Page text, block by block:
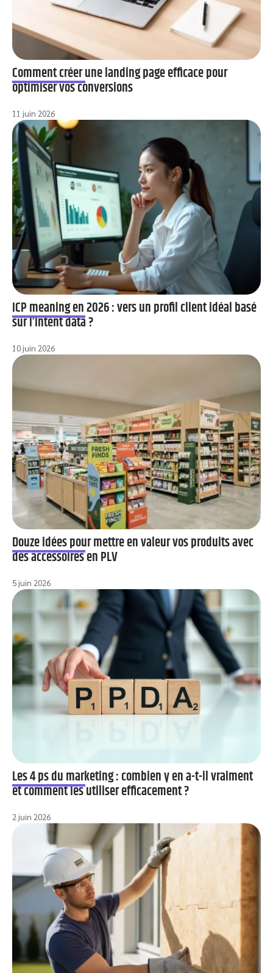
Comment créer une landing page efficace pour
optimiser vos conversions
11 juin 2026
ICP meaning en 2026 : vers un profil client idéal basé
sur l’intent data ?
10 juin 2026
Douze idées pour mettre en valeur vos produits avec
des accessoires en PLV
5 juin 2026
Les 4 ps du marketing : combien y en a-t-il vraiment
et comment les utiliser efficacement ?
2 juin 2026